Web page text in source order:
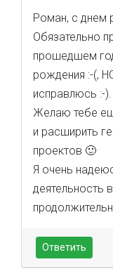
Роман, с днем
Обязательно
прошедшем
рождения :-(,
исправлюсь :-).
Желаю тебе
и расширить
проектов 🙂
Я очень
деятельность
Ответить